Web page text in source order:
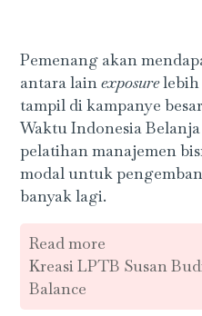
Pemenang akan
antara lainexposure
tampil di kampanye
Waktu Indonesia
pelatihan manajemen
modal untuk
banyak lagi.
Read more
Kreasi LPTB Susan
Balance